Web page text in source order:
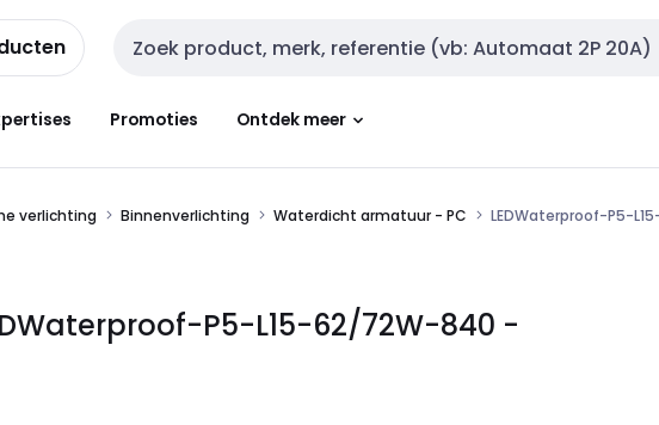
Zoekveld invoer
Promoties Ontdek meer
verlichting Binnenverlichting Waterdicht armatuur - PC LEDWaterproof-P5-
P5-L15-62/72W-840 -